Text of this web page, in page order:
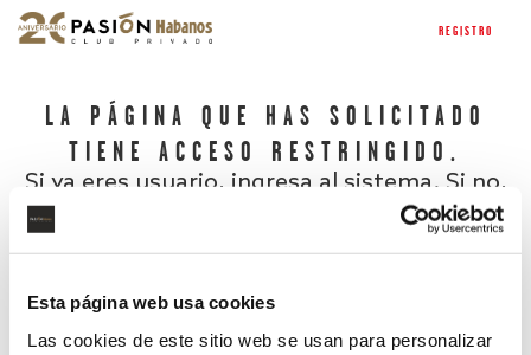
Esta página web usa cookies
Las cookies de este sitio web se usan para personalizar
REGISTRO
LA PÁGINA QUE HAS SOLICITADO
TIENE ACCESO RESTRINGIDO.
Si ya eres usuario, ingresa al sistema. Si no,